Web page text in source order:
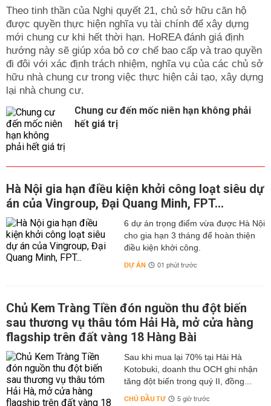
Theo tinh thần của Nghị quyết 21, chủ sở hữu căn hộ
được quyền thực hiện nghĩa vụ tài chính để xây dựng
mới chung cư khi hết thời hạn. HoREA đánh giá định
hướng này sẽ giúp xóa bỏ cơ chế bao cấp và trao quyền
đi đôi với xác định trách nhiệm, nghĩa vụ của các chủ sở
hữu nhà chung cư trong việc thực hiện cải tạo, xây dựng
lại nhà chung cư.
Chung cư đến mốc niên hạn không phải
hết giá trị
Hà Nội gia hạn điều kiện khởi công loạt siêu dự
án của Vingroup, Đại Quang Minh, FPT...
6 dự án trọng điểm vừa được Hà Nội
cho gia hạn 3 tháng để hoàn thiện
điều kiện khởi công.
DỰ ÁN 01 phút trước
Chủ Kem Tràng Tiền đón nguồn thu đột biến
sau thương vụ thâu tóm Hải Hà, mở cửa hàng
flagship trên đất vàng 18 Hàng Bài
Sau khi mua lại 70% tại Hải Hà
Kotobuki, doanh thu OCH ghi nhận
tăng đột biến trong quý II, đồng...
CHỦ ĐẦU TƯ 5 giờ trước